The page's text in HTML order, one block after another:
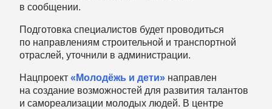
в сообщении.
Подготовка специалистов будет проводиться
по направлениям строительной и транспортной
отраслей, уточнили в администрации.
Нацпроект «Молодёжь и дети» направлен
на создание возможностей для развития талантов
и самореализации молодых людей. В центре